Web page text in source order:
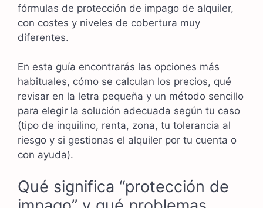
fórmulas de protección de impago de alquiler,
con costes y niveles de cobertura muy
diferentes.
En esta guía encontrarás las opciones más
habituales, cómo se calculan los precios, qué
revisar en la letra pequeña y un método sencillo
para elegir la solución adecuada según tu caso
(tipo de inquilino, renta, zona, tu tolerancia al
riesgo y si gestionas el alquiler por tu cuenta o
con ayuda).
Qué significa “protección de